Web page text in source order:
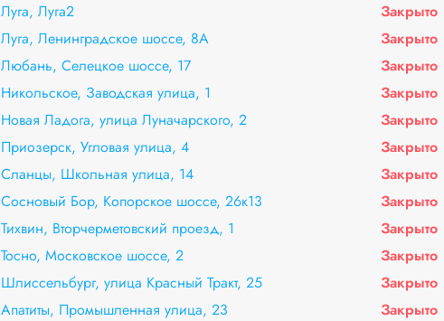
Луга, Луга2 Закрыто
Луга, Ленинградское шоссе, 8А Закрыто
Любань, Селецкое шоссе, 17 Закрыто
Никольское, Заводская улица, 1 Закрыто
Новая Ладога, улица Луначарского, 2 Закрыто
Приозерск, Угловая улица, 4 Закрыто
Сланцы, Школьная улица, 14 Закрыто
Сосновый Бор, Копорское шоссе, 26к13 Закрыто
Тихвин, Вторчерметовский проезд, 1 Закрыто
Тосно, Московское шоссе, 2 Закрыто
Шлиссельбург, улица Красный Тракт, 25 Закрыто
Апатиты, Промышленная улица, 23 Закрыто